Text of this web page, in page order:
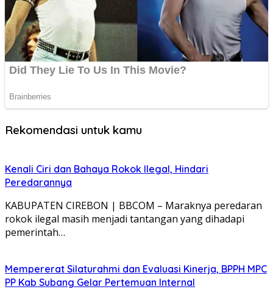
Rekomendasi untuk kamu
Kenali Ciri dan Bahaya Rokok Ilegal, Hindari
Peredarannya
KABUPATEN CIREBON | BBCOM – Maraknya peredaran
rokok ilegal masih menjadi tantangan yang dihadapi
pemerintah…
Mempererat Silaturahmi dan Evaluasi Kinerja, BPPH MPC
PP Kab Subang Gelar Pertemuan Internal